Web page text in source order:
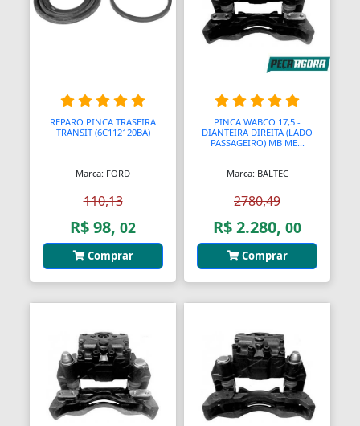
REPARO PINCA TRASEIRA
TRANSIT (6C112120BA)
Marca: FORD
110,13
R$ 98, 02
Comprar
PINCA WABCO 17,5 -
DIANTEIRA DIREITA (LADO
PASSAGEIRO) MB ME...
Marca: BALTEC
2780,49
R$ 2.280, 00
Comprar